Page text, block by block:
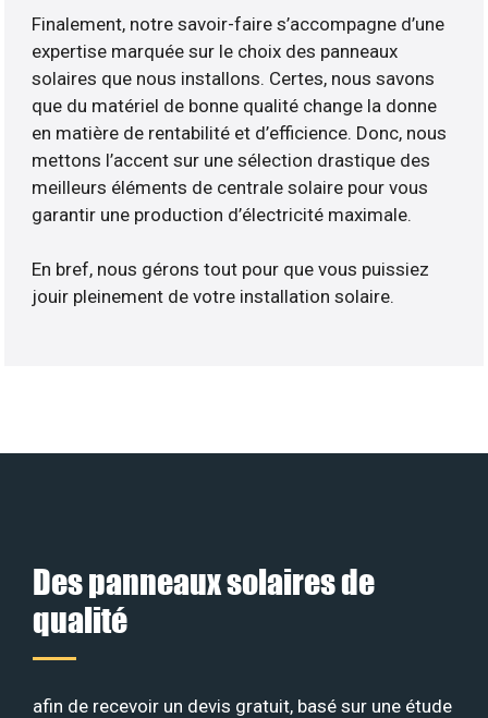
Finalement, notre savoir-faire s’accompagne d’une
expertise marquée sur le choix des panneaux
solaires que nous installons. Certes, nous savons
que du matériel de bonne qualité change la donne
en matière de rentabilité et d’efficience. Donc, nous
mettons l’accent sur une sélection drastique des
meilleurs éléments de centrale solaire pour vous
garantir une production d’électricité maximale.
En bref, nous gérons tout pour que vous puissiez
jouir pleinement de votre installation solaire.
Des panneaux solaires de
qualité
afin de recevoir un devis gratuit, basé sur une étude